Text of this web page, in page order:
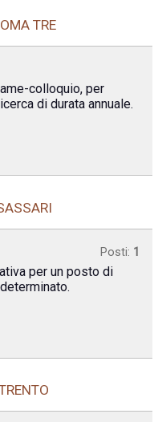
TRE
colloquio, per
di durata annuale.
Posti: 1
per un posto di